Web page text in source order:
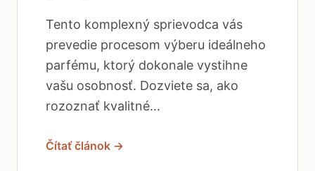
Tento komplexný sprievodca vás
prevedie procesom výberu ideálneho
parfému, ktorý dokonale vystihne
vašu osobnosť. Dozviete sa, ako
rozoznať kvalitné...
Čítať článok →